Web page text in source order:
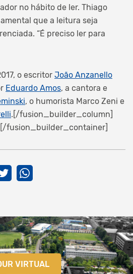
no hábito de ler. Thiago
que a leitura seja
“É preciso ler para
o escritor João Anzanello
Eduardo Amos, a cantora e
, o humorista Marco Zeni e
.[/fusion_builder_column]
fusion_builder_container]
VIRTUAL